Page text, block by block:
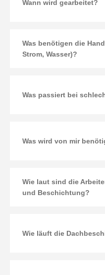
Wann wird gearbeitet?
Was benötigen die
Strom, Wasser)?
Was passiert bei
Was wird von mir
Wie laut sind die
und Beschichtung?
Wie läuft die